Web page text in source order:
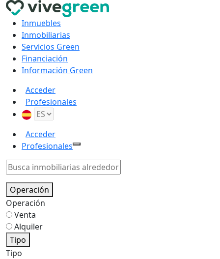
Inmuebles
Inmobiliarias
Servicios Green
Financiación
Información Green
Acceder
Profesionales
Acceder
Profesionales
Operación
Operación
Venta
Alquiler
Tipo
Tipo